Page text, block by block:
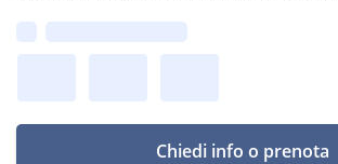
Chiedi info o prenota